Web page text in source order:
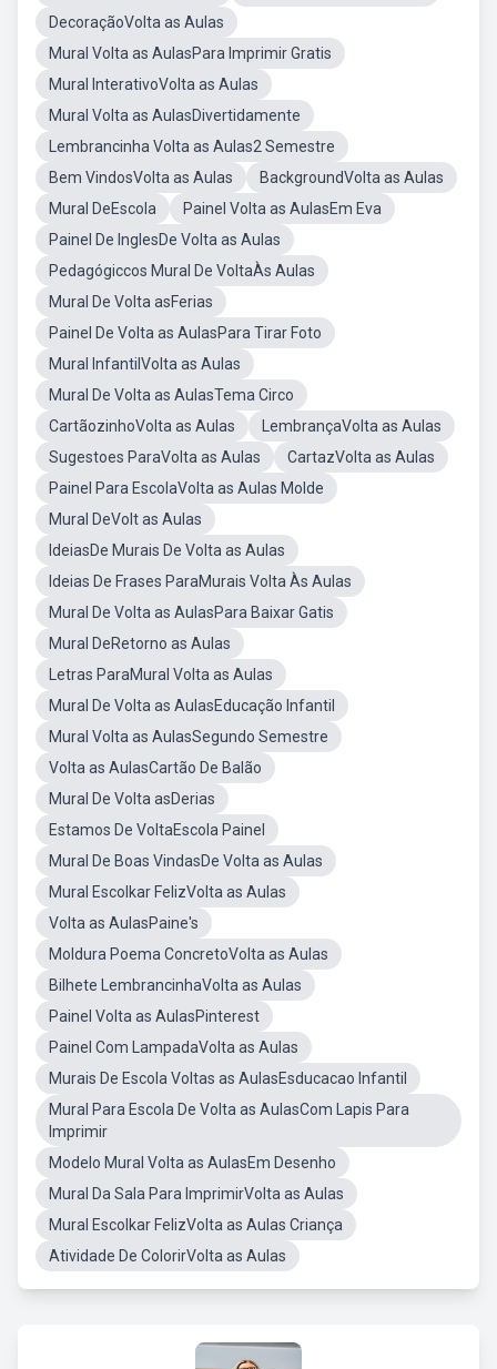
DecoraçãoVolta as Aulas
Mural Volta as AulasPara Imprimir Gratis
Mural InterativoVolta as Aulas
Mural Volta as AulasDivertidamente
Lembrancinha Volta as Aulas2 Semestre
Bem VindosVolta as Aulas
BackgroundVolta as Aulas
Mural DeEscola
Painel Volta as AulasEm Eva
Painel De InglesDe Volta as Aulas
Pedagógiccos Mural De VoltaÀs Aulas
Mural De Volta asFerias
Painel De Volta as AulasPara Tirar Foto
Mural InfantilVolta as Aulas
Mural De Volta as AulasTema Circo
CartãozinhoVolta as Aulas
LembrançaVolta as Aulas
Sugestoes ParaVolta as Aulas
CartazVolta as Aulas
Painel Para EscolaVolta as Aulas Molde
Mural DeVolt as Aulas
IdeiasDe Murais De Volta as Aulas
Ideias De Frases ParaMurais Volta Às Aulas
Mural De Volta as AulasPara Baixar Gatis
Mural DeRetorno as Aulas
Letras ParaMural Volta as Aulas
Mural De Volta as AulasEducação Infantil
Mural Volta as AulasSegundo Semestre
Volta as AulasCartão De Balão
Mural De Volta asDerias
Estamos De VoltaEscola Painel
Mural De Boas VindasDe Volta as Aulas
Mural Escolkar FelizVolta as Aulas
Volta as AulasPaine's
Moldura Poema ConcretoVolta as Aulas
Bilhete LembrancinhaVolta as Aulas
Painel Volta as AulasPinterest
Painel Com LampadaVolta as Aulas
Murais De Escola Voltas as AulasEsducacao Infantil
Mural Para Escola De Volta as AulasCom Lapis Para
Imprimir
Modelo Mural Volta as AulasEm Desenho
Mural Da Sala Para ImprimirVolta as Aulas
Mural Escolkar FelizVolta as Aulas Criança
Atividade De ColorirVolta as Aulas